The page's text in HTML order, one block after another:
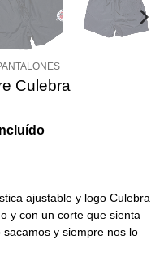
Culebra
ajustable y logo Culebra
y con un corte que sienta
y siempre nos lo